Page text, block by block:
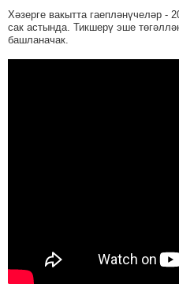
Хәзерге вакытта гаепләнүчеләр -
сак астында. Тикшерү эше
башланачак.